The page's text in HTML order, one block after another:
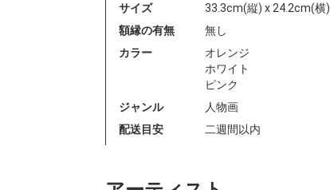
サイズ
33.3cm(縦) x 24.2cm(横)
額縁の有無
無し
カラー
オレンジ
ホワイト
ピンク
ジャンル
人物画
配送目安
二週間以内